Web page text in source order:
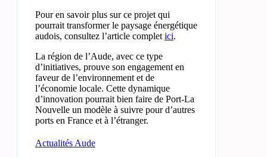
Pour en savoir plus sur ce projet qui
pourrait transformer le paysage énergétique
audois, consultez l’article complet ici.
La région de l’Aude, avec ce type
d’initiatives, prouve son engagement en
faveur de l’environnement et de
l’économie locale. Cette dynamique
d’innovation pourrait bien faire de Port-La
Nouvelle un modèle à suivre pour d’autres
ports en France et à l’étranger.
Actualités Aude